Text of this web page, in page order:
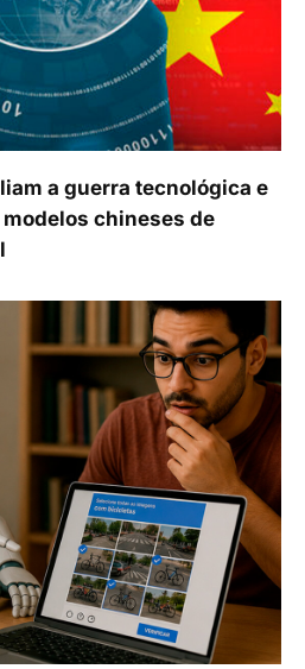
a guerra tecnológica e
chineses de